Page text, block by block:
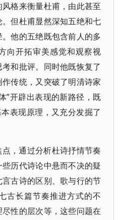
格来衡量杜甫，由此甚至
但杜甫显然深知五绝和七
他的五绝既包含前人的多
向开拓审美感觉和观察视
和批评。同时他既恢复了
传统，又突破了明清诗家
”开辟出表现的新路径，既
表现原理，又充分发掘了
，通过分析杜诗抒情节奏
历代诗论中悬而不决的疑
古诗的区别、歌与行的节
古长篇节奏推进方式的不
性的层次等，这些问题在